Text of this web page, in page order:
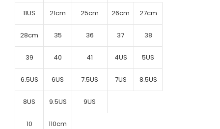
11US 21cm 25cm 26cm 27cm
28cm 35 36 37 38
39 40 41 4US 5US
6.5US 6US 7.5US 7US 8.5US
8US 9.5US 9US
10 110cm